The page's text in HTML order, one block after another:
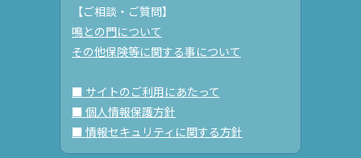
【ご相談・ご質問】
鳴との門について
その他保険等に関する事について
■ サイトのご利用にあたって
■ 個人情報保護方針
■ 情報セキュリティに関する方針